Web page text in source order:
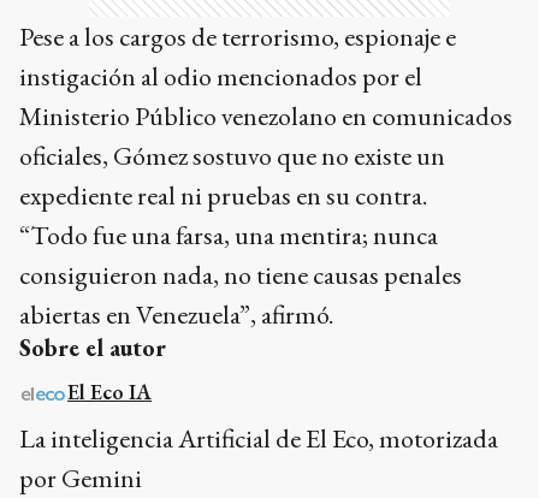
Pese a los cargos de terrorismo, espionaje e
instigación al odio mencionados por el
Ministerio Público venezolano en comunicados
oficiales, Gómez sostuvo que no existe un
expediente real ni pruebas en su contra.
“Todo fue una farsa, una mentira; nunca
consiguieron nada, no tiene causas penales
abiertas en Venezuela”, afirmó.
Sobre el autor
El Eco IA
La inteligencia Artificial de El Eco, motorizada
por Gemini